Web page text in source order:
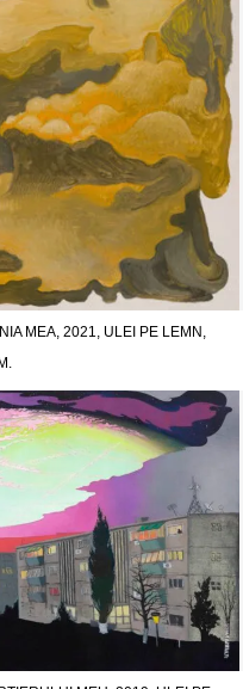
MEA, 2021, ULEI PE LEMN,